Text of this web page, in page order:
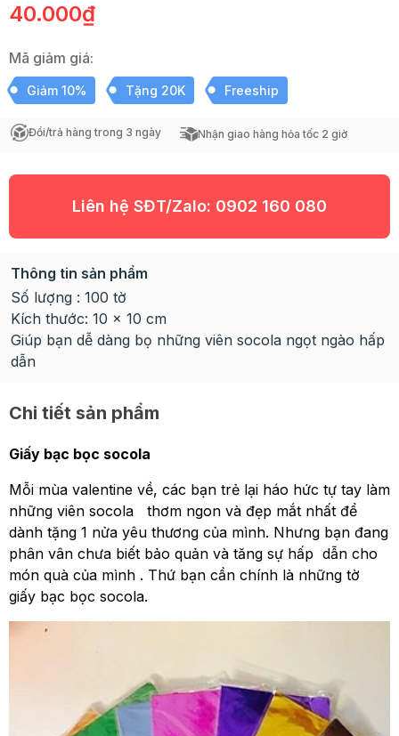
40.000₫
Mã giảm giá:
Giảm 10% Tặng 20K Freeship
Đổi/trả hàng trong 3 ngày Nhận giao hàng hỏa tốc 2 giờ
Liên hệ SĐT/Zalo: 0902 160 080
Thông tin sản phẩm
Số lượng : 100 tờ
Kích thước: 10 x 10 cm
Giúp bạn dễ dàng bọ những viên socola ngọt ngào hấp
dẫn
Chi tiết sản phẩm
Giấy bạc bọc socola
Mỗi mùa valentine về, các bạn trẻ lại háo hức tự tay làm
những viên socola thơm ngon và đẹp mắt nhất để
dành tặng 1 nửa yêu thương của mình. Nhưng bạn đang
phân vân chưa biết bảo quản và tăng sự hấp dẫn cho
món quà của mình . Thứ bạn cần chính là những tờ
giấy bạc bọc socola.